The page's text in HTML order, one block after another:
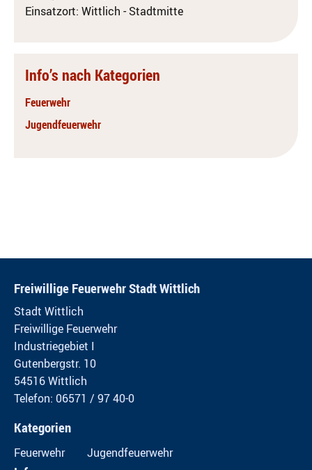
Einsatzort: Wittlich - Stadtmitte
Info’s nach Kategorien
Feuerwehr
Jugendfeuerwehr
Freiwillige Feuerwehr Stadt Wittlich
Stadt Wittlich
Freiwillige Feuerwehr
Industriegebiet I
Gutenbergstr. 10
54516 Wittlich
Telefon: 06571 / 97 40-0
Kategorien
Feuerwehr Jugendfeuerwehr